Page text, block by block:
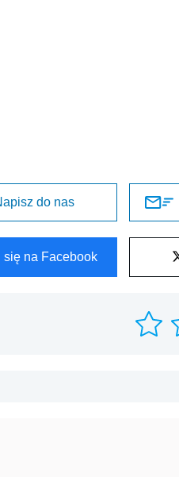
do nas
się na Facebook